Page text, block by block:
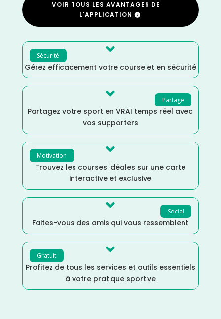
VOIR TOUS LES AVANTAGES DE
L'APPLICATION
Sécurité 
Gérez efficacement votre course et en sécurité
Partage

Partagez votre sport en VRAI temps réel avec
vos supporters
Motivation 
Trouvez les courses idéales sur une carte
interactive et exclusive
Social

Faites-vous des amis qui vous ressemblent
Gratuit 
Profitez de tous les services et outils essentiels
à votre pratique sportive